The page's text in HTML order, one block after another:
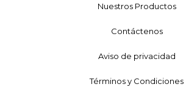
Nuestros Productos
Contáctenos
Aviso de privacidad
Términos y Condiciones